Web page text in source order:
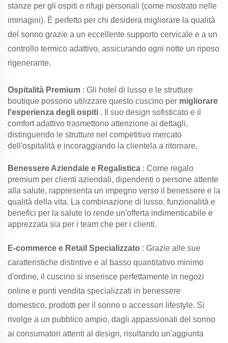
stanze per gli ospiti o rifugi personali (come mostrato nelle
immagini). È perfetto per chi desidera migliorare la qualità
del sonno grazie a un eccellente supporto cervicale e a un
controllo termico adattivo, assicurando ogni notte un riposo
rigenerante.
Ospitalità Premium : Gli hotel di lusso e le strutture
boutique possono utilizzare questo cuscino per migliorare
l'esperienza degli ospiti . Il suo design sofisticato e il
comfort adattivo trasmettono attenzione ai dettagli,
distinguendo le strutture nel competitivo mercato
dell'ospitalità e incoraggiando la clientela a ritornare.
Benessere Aziendale e Regalistica : Come regalo
premium per clienti aziendali, dipendenti o persone attente
alla salute, rappresenta un impegno verso il benessere e la
qualità della vita. La combinazione di lusso, funzionalità e
benefici per la salute lo rende un'offerta indimenticabile e
apprezzata sia per i team che per i clienti.
E-commerce e Retail Specializzato : Grazie alle sue
caratteristiche distintive e al basso quantitativo minimo
d'ordine, il cuscino si inserisce perfettamente in negozi
online e punti vendita specializzati in benessere
domestico, prodotti per il sonno o accessori lifestyle. Si
rivolge a un pubblico ampio, dagli appassionati del sonno
ai consumatori attenti al design, risultando un'aggiunta